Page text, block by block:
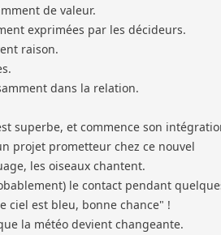
de valeur.
exprimées par les décideurs.
raison.
dans la relation.
superbe, et commence son
projet prometteur chez ce nouvel
les oiseaux chantent.
le contact pendant
ciel est bleu, bonne chance" !
la météo devient changeante.